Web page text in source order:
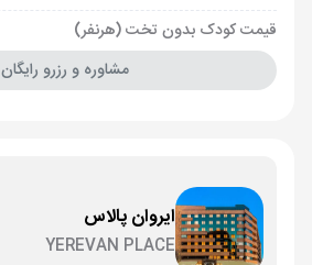
قیمت کودک بدون تخت (هرنفر)
مشاوره و رزرو رایگان
ایروان پالاس
YEREVAN PLACE